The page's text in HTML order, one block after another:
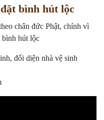
bình hút lộc
chân đức Phật, chính vì
bình hút lộc
đối diện nhà vệ sinh